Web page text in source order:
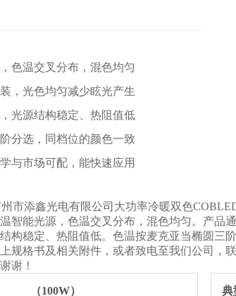
色温交叉分布，混色均匀
，光色均匀减少眩光产生
光源结构稳定、热阻值低
分选，同档位的颜色一致
与市场可配，能快速应用
州市添鑫光电有限公司大功率冷暖双色
智能光源，色温交叉分布，混色均匀。产品
构稳定、热阻值低。色温按麦克亚当椭圆三
规格书及相关附件，或者致电至我们公司，
谢！
（100W） 典